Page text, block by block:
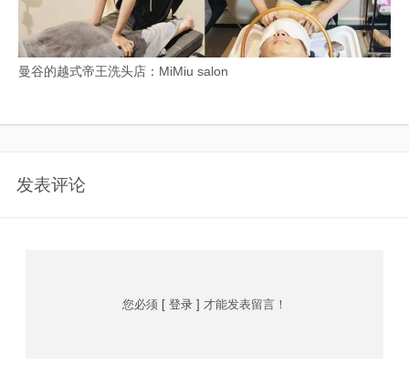
曼谷的越式帝王洗头店：MiMiu salon
发表评论
您必须 [ 登录 ] 才能发表留言！